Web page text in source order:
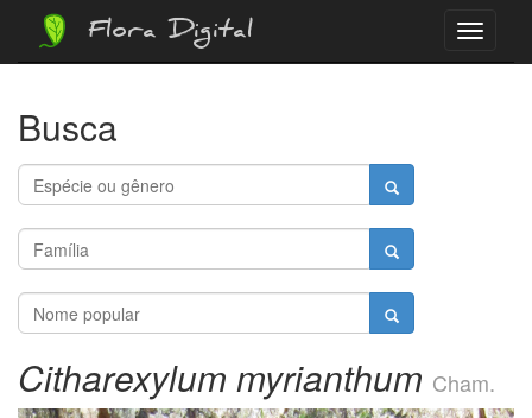
Menu
Flora Digital
Busca
Citharexylum myrianthum Cham.